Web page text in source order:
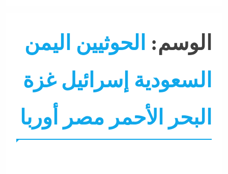
الوسم: الحوثيين اليمن
السعودية إسرائيل غزة
البحر الأحمر مصر أوربا
جاءنا الآن عرب و عالم نشرة لايف